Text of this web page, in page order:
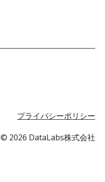
プライバシーポリシー
© 2026 DataLabs株式会社